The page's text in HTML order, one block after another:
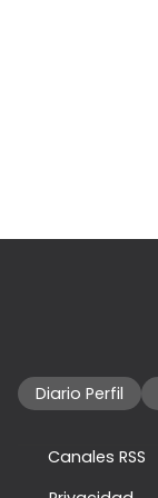
Diario Perfil
Canales RSS